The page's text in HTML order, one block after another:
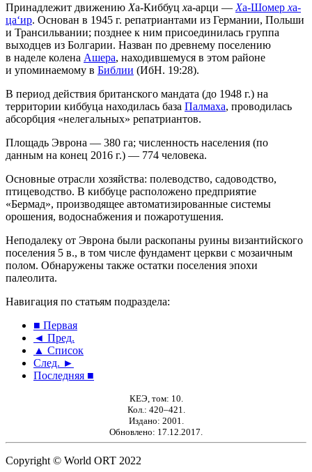
Принадлежит движению Ха-Киббуц ха-арци — Ха-Шомер ха-
ца‘ир. Основан в 1945 г. репатриантами из Германии, Польши
и Трансильвании; позднее к ним присоединилась группа
выходцев из Болгарии. Назван по древнему поселению
в наделе колена Ашера, находившемуся в этом районе
и упоминаемому в Библии (ИбН. 19:28).
В период действия британского мандата (до 1948 г.) на
территории киббуца находилась база Палмаха, проводилась
абсорбция «нелегальных» репатриантов.
Площадь Эврона — 380 га; численность населения (по
данным на конец 2016 г.) — 774 человека.
Основные отрасли хозяйства: полеводство, садоводство,
птицеводство. В киббуце расположено предприятие
«Бермад», производящее автоматизированные системы
орошения, водоснабжения и пожаротушения.
Неподалеку от Эврона были раскопаны руины византийского
поселения 5 в., в том числе фундамент церкви с мозаичным
полом. Обнаружены также остатки поселения эпохи
палеолита.
Навигация по статьям подраздела:
■ Первая
◄ Пред.
▲ Список
След. ►
Последняя ■
КЕЭ, том: 10.
Кол.: 420–421.
Издано: 2001.
Обновлено: 17.12.2017.
Copyright © World ORT 2022